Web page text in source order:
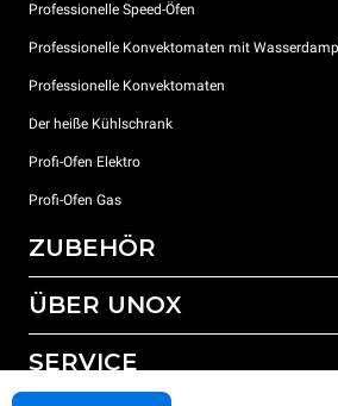
Professionelle Speed-Öfen
Professionelle Konvektomaten mit
Professionelle Konvektomaten
Der heiße Kühlschrank
Profi-Ofen Elektro
Profi-Ofen Gas
ZUBEHÖR
Gesamtes Zubehör
ÜBER UNOX
Unsere Standorte weltweit
SERVICE